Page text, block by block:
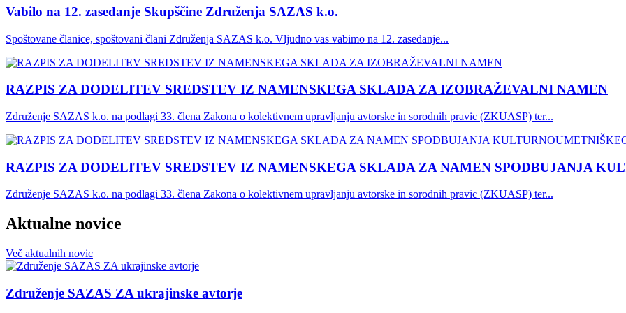
Vabilo na 12. zasedanje Skupščine Združenja SAZAS k.o.
Spoštovane članice, spoštovani člani Združenja SAZAS k.o. Vljudno vas vabimo na 12. zasedanje...
RAZPIS ZA DODELITEV SREDSTEV IZ NAMENSKEGA SKLADA ZA IZOBRAŽEVALNI NAMEN
Združenje SAZAS k.o. na podlagi 33. člena Zakona o kolektivnem upravljanju avtorske in sorodnih pravic (ZKUASP) ter...
RAZPIS ZA DODELITEV SREDSTEV IZ NAMENSKEGA SKLADA ZA NAMEN SPODBUJANJA
Združenje SAZAS k.o. na podlagi 33. člena Zakona o kolektivnem upravljanju avtorske in sorodnih pravic (ZKUASP) ter...
Aktualne novice
Več aktualnih novic
Združenje SAZAS ZA ukrajinske avtorje